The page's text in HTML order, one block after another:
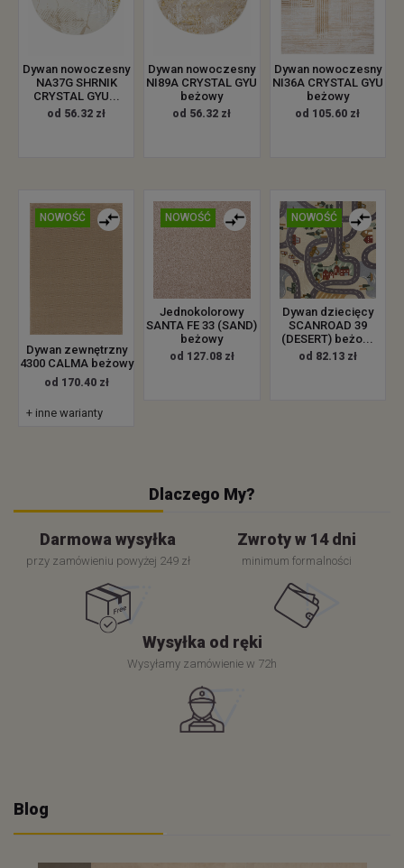
Dywan nowoczesny
NA37G SHRNIK
CRYSTAL GYU...
od 56.32 zł
Dywan nowoczesny
NI89A CRYSTAL GYU
beżowy
od 56.32 zł
Dywan nowoczesny
NI36A CRYSTAL GYU
beżowy
od 105.60 zł
NOWOŚĆ
Dywan zewnętrzny
4300 CALMA beżowy
od 170.40 zł
+ inne warianty
NOWOŚĆ
Jednokolorowy
SANTA FE 33 (SAND)
beżowy
od 127.08 zł
NOWOŚĆ
Dywan dziecięcy
SCANROAD 39
(DESERT) beżo...
od 82.13 zł
Dlaczego My?
Darmowa wysyłka
przy zamówieniu powyżej 249 zł
Zwroty w 14 dni
minimum formalności
Wysyłka od ręki
Wysyłamy zamówienie w 72h
Blog